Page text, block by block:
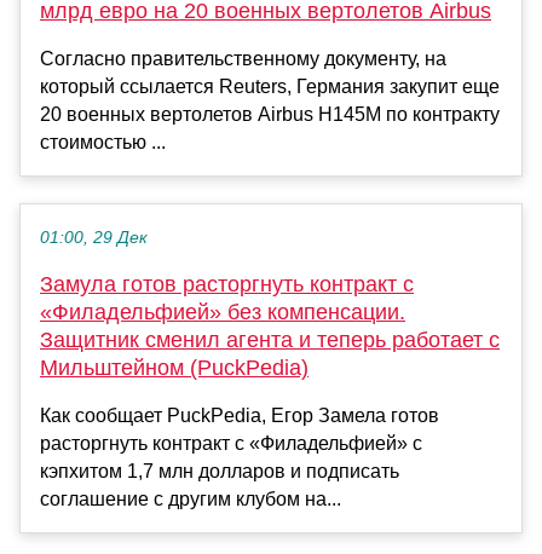
млрд евро на 20 военных вертолетов Airbus
Согласно правительственному документу, на
который ссылается Reuters, Германия закупит еще
20 военных вертолетов Airbus H145M по контракту
стоимостью ...
01:00, 29 Дек
Замула готов расторгнуть контракт с
«Филадельфией» без компенсации.
Защитник сменил агента и теперь работает с
Мильштейном (PuckPedia)
Как сообщает PuckPedia, Егор Замела готов
расторгнуть контракт с «Филадельфией» с
кэпхитом 1,7 млн долларов и подписать
соглашение с другим клубом на...